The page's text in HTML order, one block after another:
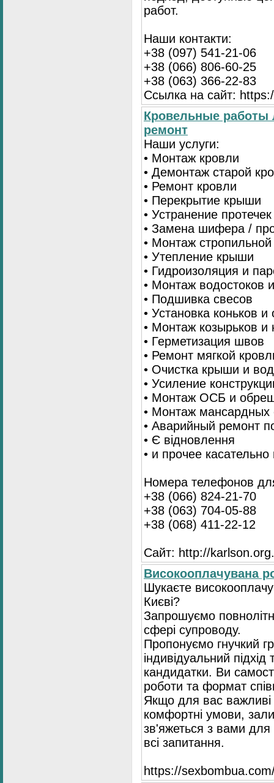
работ.
Наши контакти:
+38 (097) 541-21-06
+38 (066) 806-60-25
+38 (063) 366-22-83
Ссылка на сайт:
Кровельные
ремонт
Наши услуги:
• Монтаж кровли
• Демонтаж старой
• Ремонт кровли
• Перекрытие крыши
• Устранение протечек
• Замена шифера /
• Монтаж
• Утепление крыши
• Гидроизоляция и
• Монтаж водостоков
• Подшивка свесов
• Установка коньков и
• Монтаж козырьков и
• Герметизация швов
• Ремонт мягкой
• Очистка крыши и
• Усиление
• Монтаж ОСБ и
• Монтаж мансардных
• Аварийный ремонт
• Є відновлення
• и прочее
Номера телефонов
+38 (066) 824-21-70
+38 (063) 704-05-88
+38 (068) 411-22-12
Сайт: http://
Високооплачувана
Шукаєте
Києві?
Запрошуємо
сфері супроводу.
Пропонуємо гнучкий
індивідуальний
кандидатки. Ви
роботи та формат
Якщо для вас важливі
комфортні умови,
зв'яжеться з вами для
всі запитання.
https://